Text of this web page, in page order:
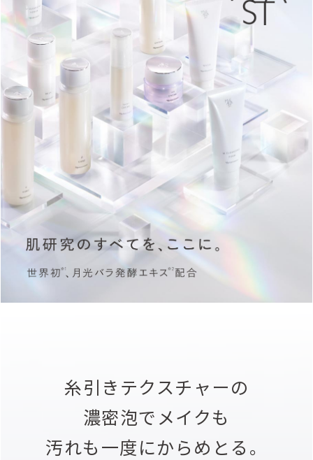
糸引きテクスチャーの
濃密泡でメイクも
汚れも一度にからめとる。